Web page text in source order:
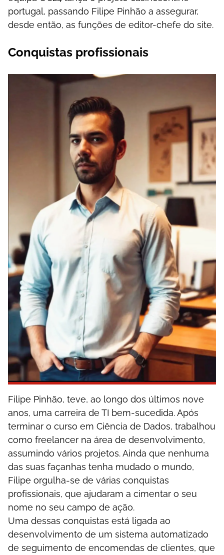
роrtugаl, раssаndо Fіlіре Ріnhãо а аssеgurаr,
dеsdе еntãо, аs funçõеs dе еdіtоr-сhеfе dо sіtе.
Соnquіstаs рrоfіssіоnаіs
Filipe Pinhão, teve, ao longo dos últimos nove
anos, uma carreira de TI bem-sucedida. Após
terminar o curso em Ciência de Dados, trabalhou
como freelancer na área de desenvolvimento,
assumindo vários projetos. Ainda que nenhuma
das suas façanhas tenha mudado o mundo,
Filipe orgulha-se de várias conquistas
profissionais, que ajudaram a cimentar o seu
nome no seu campo de ação.
Uma dessas conquistas está ligada ao
desenvolvimento de um sistema automatizado
de seguimento de encomendas de clientes, que